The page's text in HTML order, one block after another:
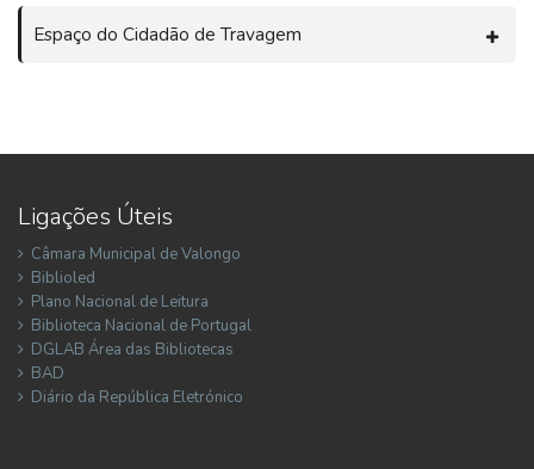
Espaço do Cidadão de Travagem
Ligações Úteis
Câmara Municipal de Valongo
Biblioled
Plano Nacional de Leitura
Biblioteca Nacional de Portugal
DGLAB Área das Bibliotecas
BAD
Diário da República Eletrónico